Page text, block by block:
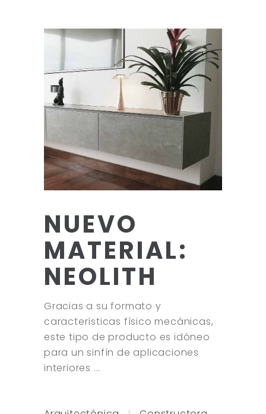
NUEVO
MATERIAL:
NEOLITH
Gracias a su formato y
características físico mecánicas,
este tipo de producto es idóneo
para un sinfín de aplicaciones
interiores